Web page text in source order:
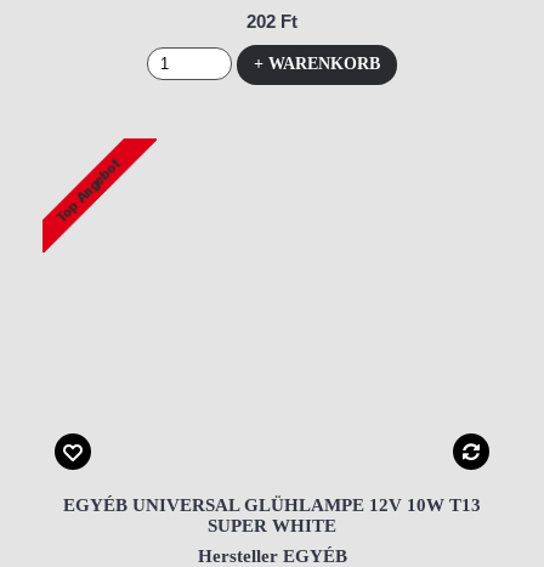
202 Ft
+ WARENKORB
EGYÉB UNIVERSAL GLÜHLAMPE 12V 10W T13
SUPER WHITE
Hersteller EGYÉB